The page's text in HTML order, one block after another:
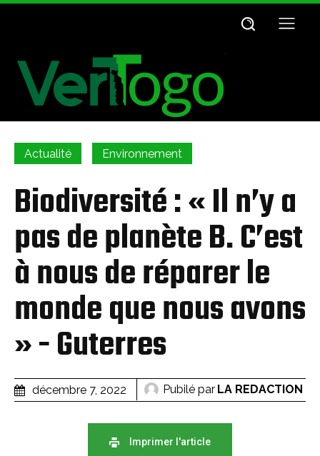
Actualité Environnement
Biodiversité : « Il n’y a
pas de planète B. C’est
à nous de réparer le
monde que nous avons
» - Guterres
décembre 7, 2022 Pubilé par LA REDACTION
Imprimer l'article